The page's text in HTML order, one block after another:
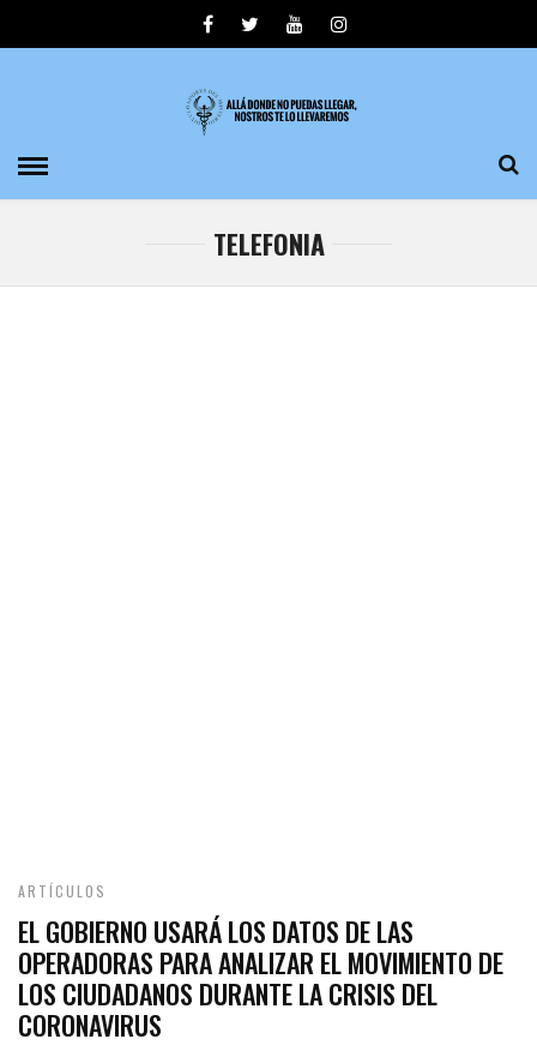
TELEFONIA
ARTÍCULOS
EL GOBIERNO USARÁ LOS DATOS DE LAS
OPERADORAS PARA ANALIZAR EL MOVIMIENTO DE
LOS CIUDADANOS DURANTE LA CRISIS DEL
CORONAVIRUS